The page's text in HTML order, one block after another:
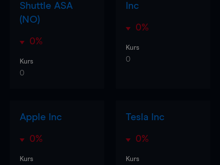
Shuttle ASA
(NO)
0%
Kurs
0
Inc
0%
Kurs
0
Apple Inc
0%
Kurs
Tesla Inc
0%
Kurs